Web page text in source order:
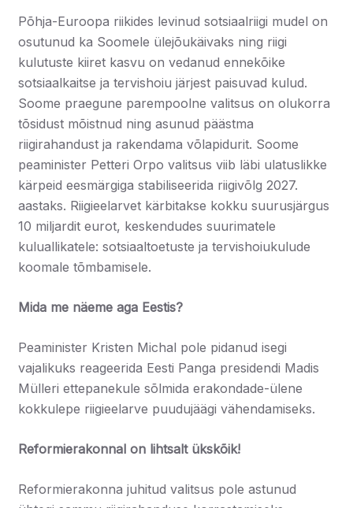
Põhja-Euroopa riikides levinud sotsiaalriigi mudel on
osutunud ka Soomele ülejõukäivaks ning riigi
kulutuste kiiret kasvu on vedanud ennekõike
sotsiaalkaitse ja tervishoiu järjest paisuvad kulud.
Soome praegune parempoolne valitsus on olukorra
tõsidust mõistnud ning asunud päästma
riigirahandust ja rakendama võlapidurit. Soome
peaminister Petteri Orpo valitsus viib läbi ulatuslikke
kärpeid eesmärgiga stabiliseerida riigivõlg 2027.
aastaks. Riigieelarvet kärbitakse kokku suurusjärgus
10 miljardit eurot, keskendudes suurimatele
kuluallikatele: sotsiaaltoetuste ja tervishoiukulude
koomale tõmbamisele.
Mida me näeme aga Eestis?
Peaminister Kristen Michal pole pidanud isegi
vajalikuks reageerida Eesti Panga presidendi Madis
Mülleri ettepanekule sõlmida erakondade-ülene
kokkulepe riigieelarve puudujäägi vähendamiseks.
Reformierakonnal on lihtsalt ükskõik!
Reformierakonna juhitud valitsus pole astunud